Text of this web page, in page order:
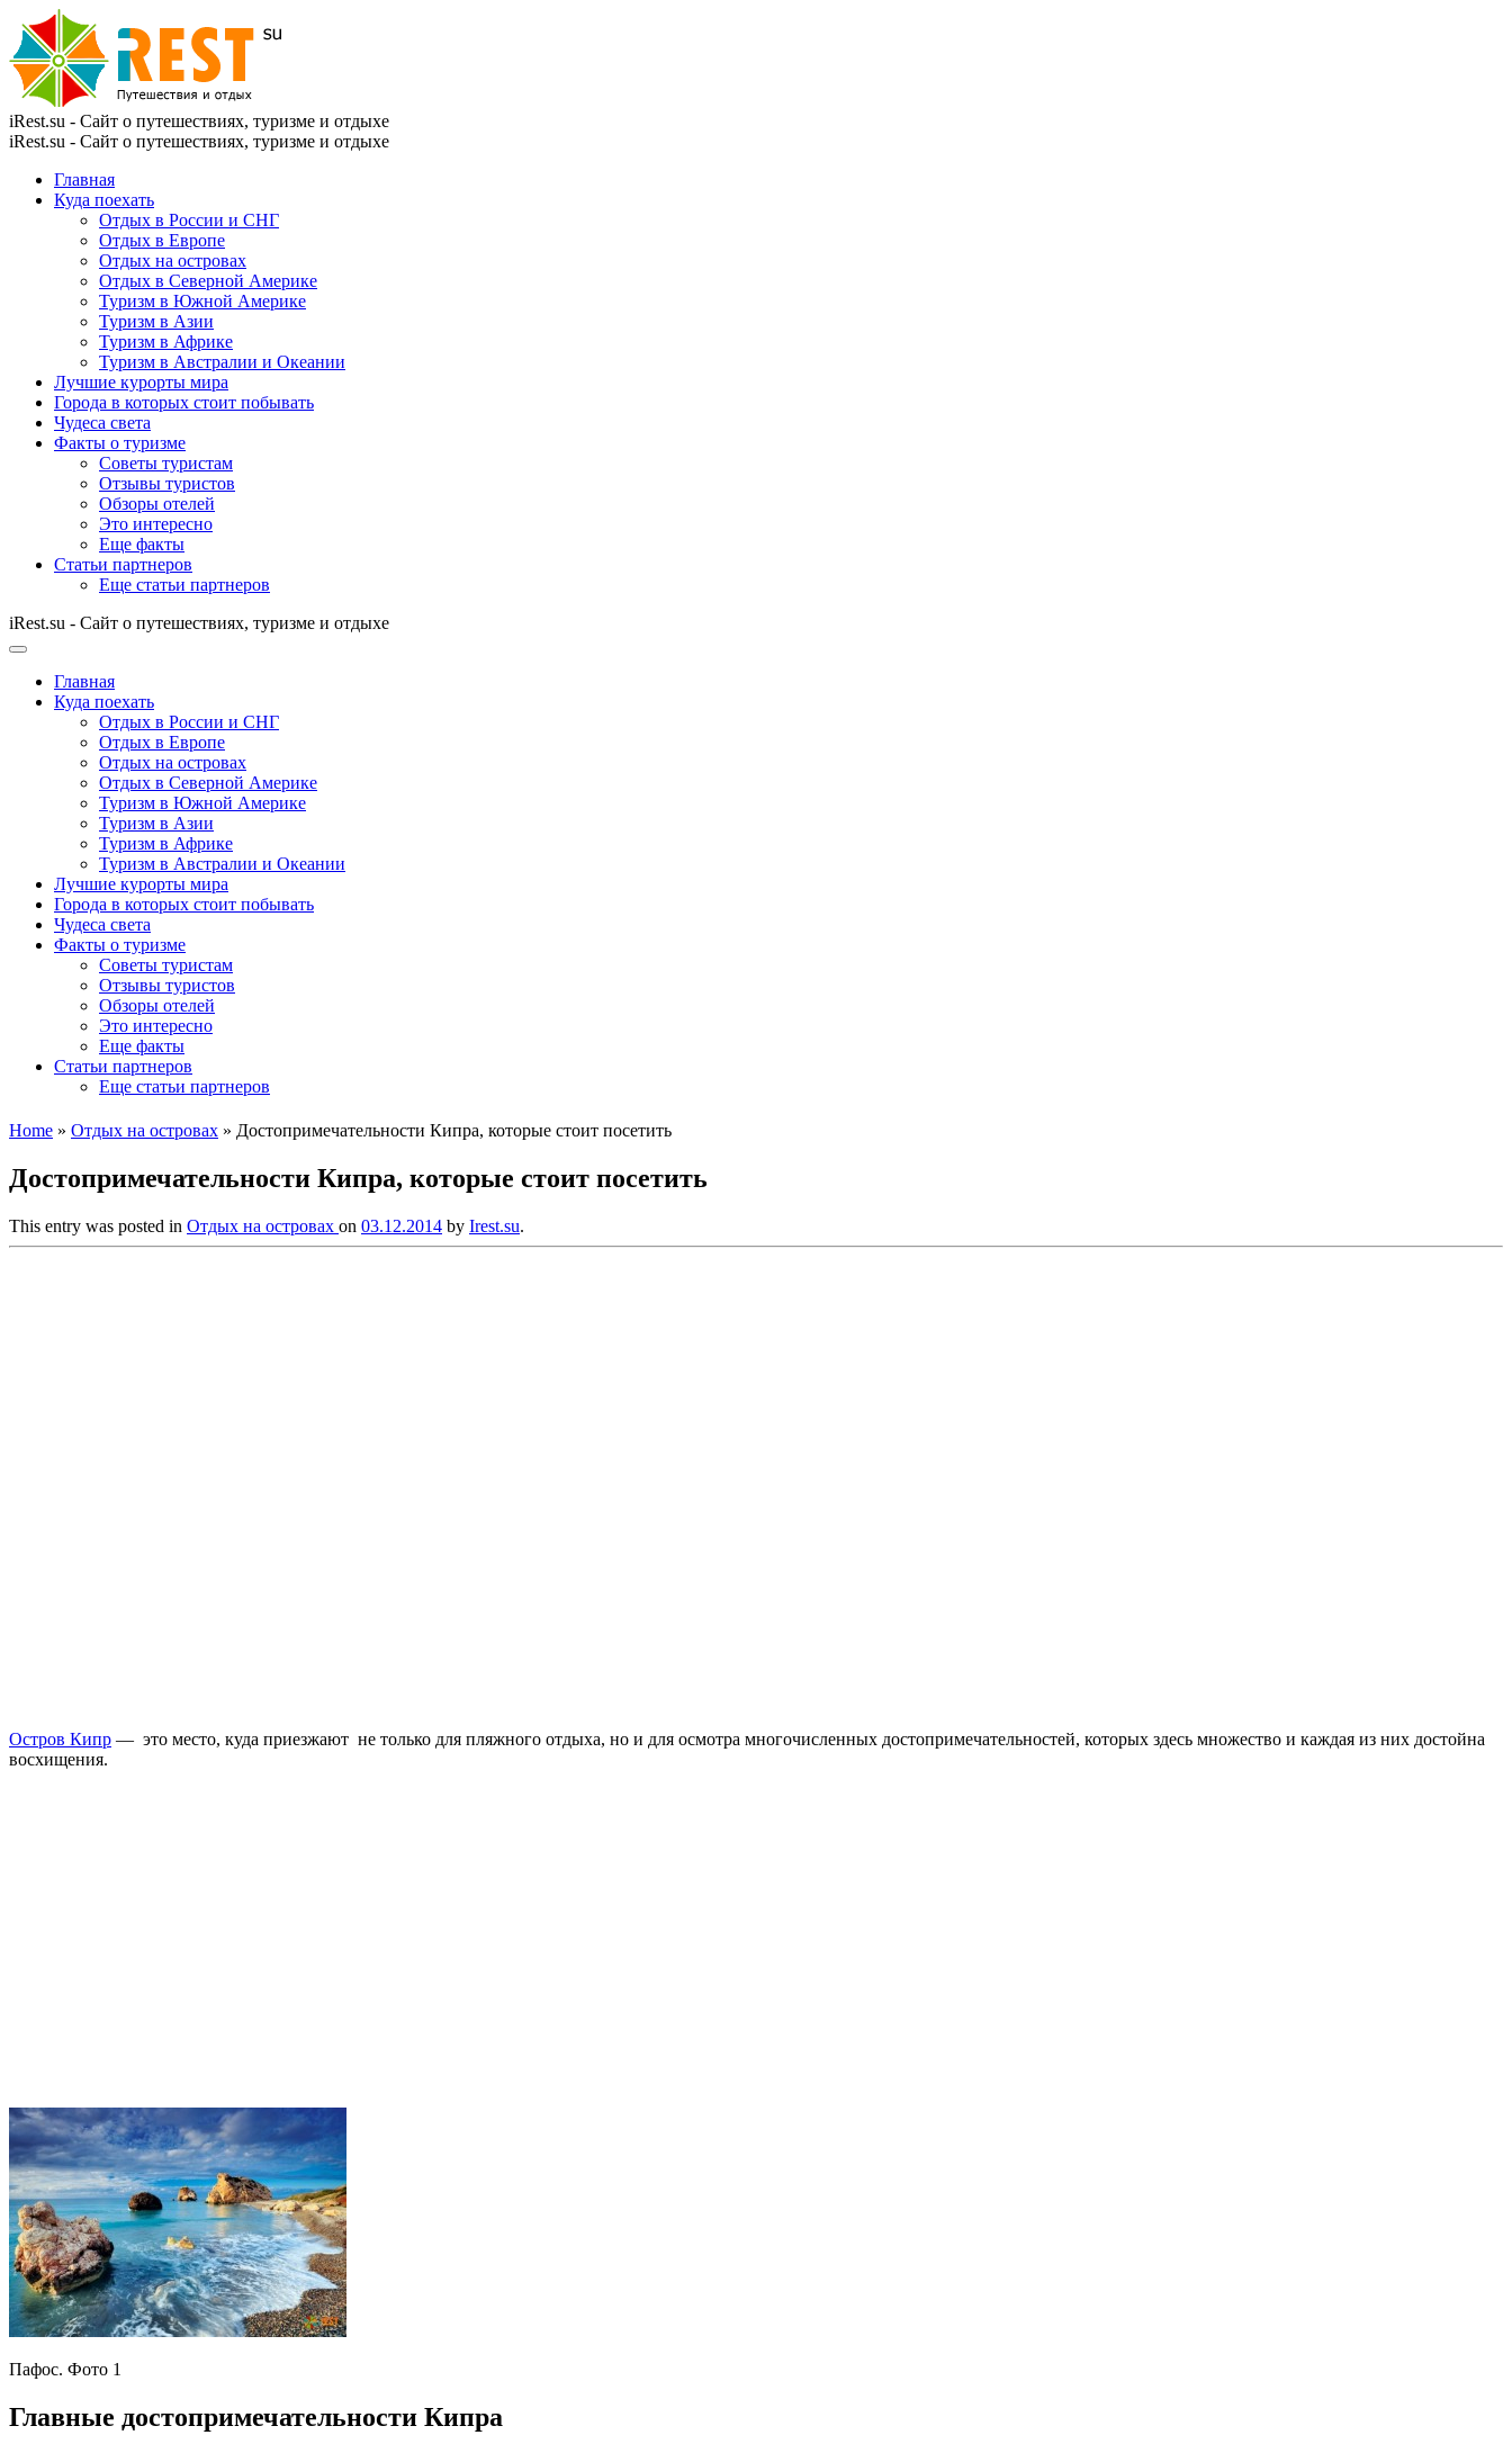
iRest.su - Сайт о путешествиях, туризме и отдыхе
iRest.su - Сайт о путешествиях, туризме и отдыхе
Главная
Куда поехать
Отдых в России и СНГ
Отдых в Европе
Отдых на островах
Отдых в Северной Америке
Туризм в Южной Америке
Туризм в Азии
Туризм в Африке
Туризм в Австралии и Океании
Лучшие курорты мира
Города в которых стоит побывать
Чудеса света
Факты о туризме
Советы туристам
Отзывы туристов
Обзоры отелей
Это интересно
Еще факты
Статьи партнеров
Еще статьи партнеров
iRest.su - Сайт о путешествиях, туризме и отдыхе
Главная
Куда поехать
Отдых в России и СНГ
Отдых в Европе
Отдых на островах
Отдых в Северной Америке
Туризм в Южной Америке
Туризм в Азии
Туризм в Африке
Туризм в Австралии и Океании
Лучшие курорты мира
Города в которых стоит побывать
Чудеса света
Факты о туризме
Советы туристам
Отзывы туристов
Обзоры отелей
Это интересно
Еще факты
Статьи партнеров
Еще статьи партнеров
Home » Отдых на островах » Достопримечательности Кипра, которые стоит посетить
Достопримечательности Кипра, которые стоит посетить
This entry was posted in Отдых на островах on 03.12.2014 by Irest.su.
Остров Кипр — это место, куда приезжают не только для пляжного отдыха, но и для осмотра многочисленных достопримечательностей, которых здесь множество и каждая из них достойна
восхищения.
Пафос. Фото 1
Главные достопримечательности Кипра